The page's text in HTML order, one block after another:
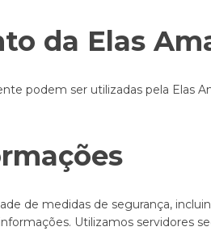
da Elas
podem ser utilizadas pela Elas
de medidas de segurança,
Utilizamos servidores